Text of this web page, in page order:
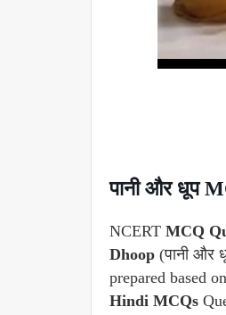
पानी और धूप
NCERT MCQ
Dhoop (पानी और
prepared based
Hindi MCQs